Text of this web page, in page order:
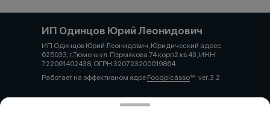
ИП Одинцов Юрий Леонидович
ИП Одинцов Юрий Леонидович, Юридический адрес
625033, г.Тюмень ул. Пермякова 74 корп2 кв 43, ИНН
722001402438, ОГРН 320723200019864
Работает на эффективном ядре Foodpicássover. 3.2